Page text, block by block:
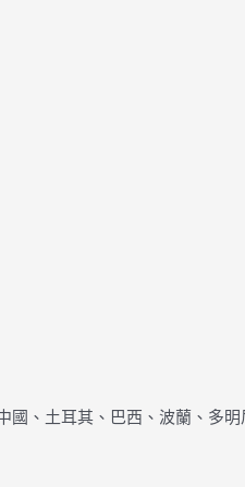
國、土耳其、巴西、波蘭、多